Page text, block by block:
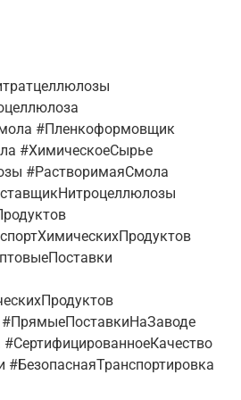
#Пленкоформовщик
#ХимическоеСырье
#РастворимаяСмола
#ПрямыеПоставкиНаЗаводе
#БезопаснаяТранспортировка